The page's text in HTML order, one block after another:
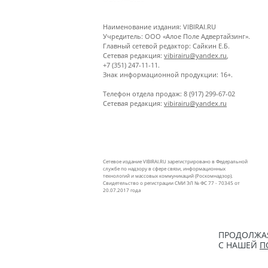
Наименование издания: VIBIRAI.RU
Учредитель: ООО «Алое Поле Адвертайзинг».
Главный сетевой редактор: Сайкин Е.Б.
Сетевая редакция: vibirairu@yandex.ru
+7 (351) 247-11-11.
Знак информационной продукции: 16+.
Телефон отдела продаж: 8 (917) 299-67-02
Сетевая редакция: vibirairu@yandex.ru
Сетевое издание VIBIRAI.RU зарегистрировано в Федеральной
службе по надзору в сфере связи, информационных
технологий и массовых коммуникаций (Роскомнадзор).
Свидетельство о регистрации СМИ ЭЛ № ФС 77 - 70345 от
20.07.2017 года
С НАШЕЙ